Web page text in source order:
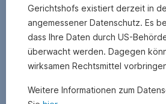
Gerichtshofs existiert derzeit in
angemessener Datenschutz. Es
dass Ihre Daten durch US-
überwacht werden. Dagegen
wirksamen Rechtsmittel
Weitere Informationen zum